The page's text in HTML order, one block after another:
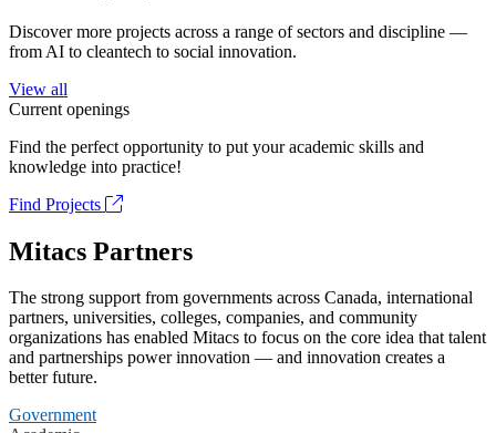
Discover more projects across a range of sectors and discipline —
from AI to cleantech to social innovation.
View all
Current openings
Find the perfect opportunity to put your academic skills and
knowledge into practice!
Find Projects
Mitacs Partners
The strong support from governments across Canada, international
partners, universities, colleges, companies, and community
organizations has enabled Mitacs to focus on the core idea that talent
and partnerships power innovation — and innovation creates a
better future.
Government